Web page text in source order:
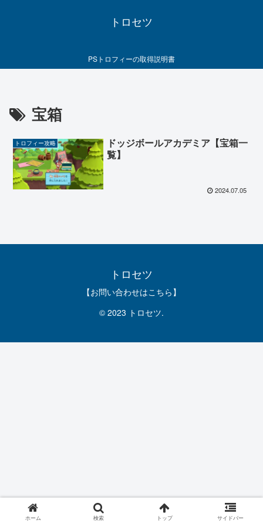
トロセツ
PSトロフィーの取得説明書
宝箱
トロフィー攻略
ドッジボールアカデミア【宝箱一
覧】
2024.07.05
トロセツ
【お問い合わせはこちら】
© 2023 トロセツ.
ホーム 検索 トップ サイドバー